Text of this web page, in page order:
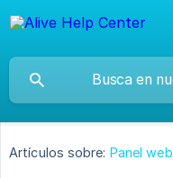
Artículos sobre: Panel web